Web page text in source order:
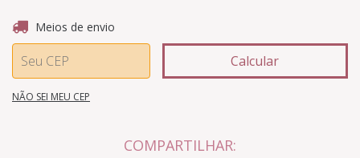
Entregas para o CEP:
Meios de envio
Calcular
NÃO SEI MEU CEP
COMPARTILHAR: